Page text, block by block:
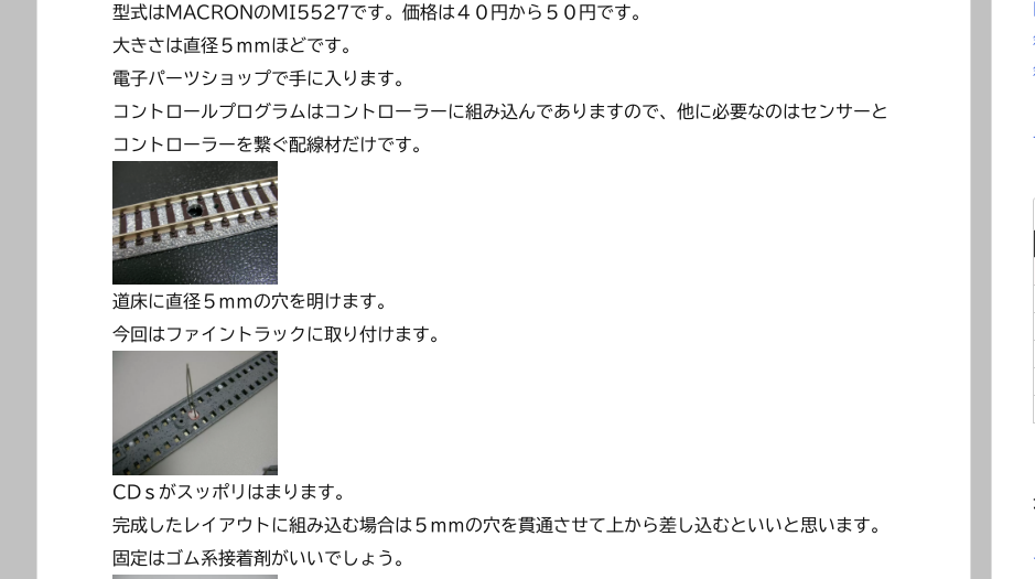
型式はMACRONのMI5527です。価格は４０円から５０円です。
大きさは直径５ｍｍほどです。
電子パーツショップで手に入ります。
コントロールプログラムはコントローラーに組み込んでありますので、他に必要なのはセンサーと
コントローラーを繋ぐ配線材だけです。
道床に直径５ｍｍの穴を明けます。
今回はファイントラックに取り付けます。
CDｓがスッポリはまります。
完成したレイアウトに組み込む場合は５ｍｍの穴を貫通させて上から差し込むといいと思います。
固定はゴム系接着剤がいいでしょう。